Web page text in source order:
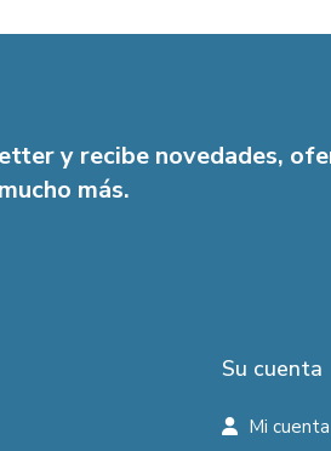
y recibe novedades,
más.
Su cuenta
Mi cuenta